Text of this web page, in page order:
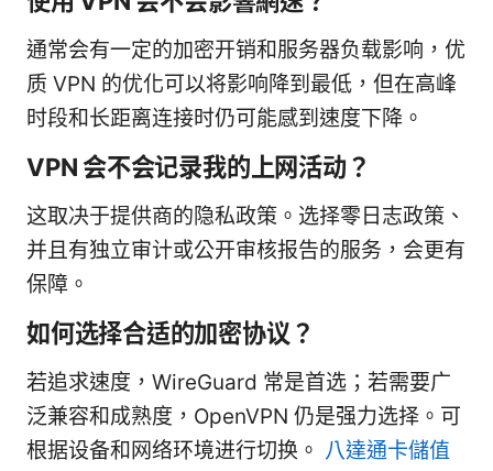
通常会有一定的加密开销和服务器负载影响，优
质 VPN 的优化可以将影响降到最低，但在高峰
时段和长距离连接时仍可能感到速度下降。
VPN 会不会记录我的上网活动？
这取决于提供商的隐私政策。选择零日志政策、
并且有独立审计或公开审核报告的服务，会更有
保障。
如何选择合适的加密协议？
若追求速度，WireGuard 常是首选；若需要广
泛兼容和成熟度，OpenVPN 仍是强力选择。可
根据设备和网络环境进行切换。 八達通卡儲值